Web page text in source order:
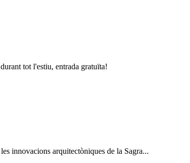
tot l'estiu, entrada gratuïta!
innovacions arquitectòniques de la Sagra...